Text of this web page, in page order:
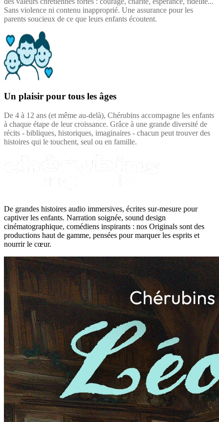
Sans violence ni contenu inapproprié. Une assurance pour les
parents soucieux de ce que leurs enfants écoutent.
Un plaisir pour tous les âges
De 4 à 12 ans (et même au-delà), Chérubins accompagne les enfants
à chaque étape de leur croissance. Grâce à une grande diversité de
récits - bibliques, historiques, imaginaires - chacun peut trouver des
histoires qui le touchent, seul ou en famille.
De grandes histoires audio immersives, écrites sur-mesure pour
captiver les enfants. Narration soignée, sound design
cinématographique, comédiens inspirants : nos Originals sont des
productions haut de gamme, pensées pour marquer les esprits et
nourrir le cœur.